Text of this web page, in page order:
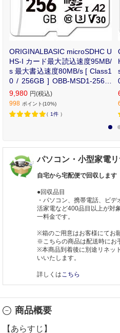
ORIGINALBASIC microSDHC U
HS-I カード最大読込速度95MB/
s 最大書込速度80MB/s [ Class1
0 / 256GB ] OBB-MSD1-256-B
K
9,980 円(税込)
998 ポイント(10%)
（ 1件 ）
パソコン・小型家電
自宅から宅配便で回収します
●回収品目
・パソコン、携帯電話、ビ
活家電など400品目以上が対
一料金です。
※箱のご用意はお客様にてお
※こちらの商品は配送時にお
※本商品到着後に別途リネッ
いいたします。
詳しくはこちら
商品概要
【あらすじ】